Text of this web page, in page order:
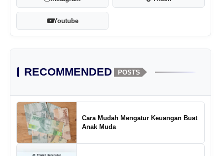
Youtube
RECOMMENDED POSTS
Cara Mudah Mengatur Keuangan Buat
Anak Muda